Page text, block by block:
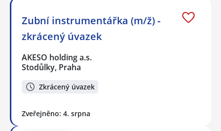
Zubní instrumentářka (m/ž) -
zkrácený úvazek
AKESO holding a.s.
Stodůlky, Praha
Zkrácený úvazek
Zveřejněno: 4. srpna